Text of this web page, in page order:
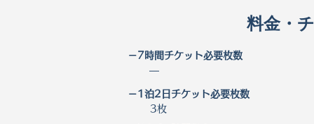
料金・
－7時間チケット必要枚数
―
－1泊2日チケット必要枚数
3枚